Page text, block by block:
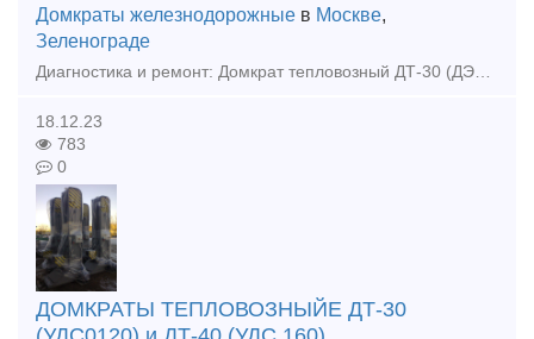
Домкраты железнодорожные в Москве,
Зеленограде
Диагностика и ремонт: Домкрат тепловозный ДТ-30 (ДЭТ-30 или ТЭД-30).Домкрат тепловозный ДТ-40 (ДЭТ-40 или ТЭД-40).Домкрат вагонный К-12.08. Установки домкратные передвижные УДП-120, УДП-160, УДП-200
18.12.23
783
0
ДОМКРАТЫ ТЕПЛОВОЗНЫЙЕ ДТ-30